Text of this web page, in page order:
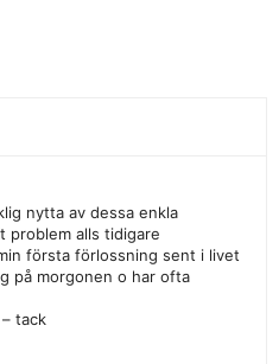
nytta av dessa enkla
problem alls tidigare
första förlossning sent i livet
på morgonen o har ofta
tack